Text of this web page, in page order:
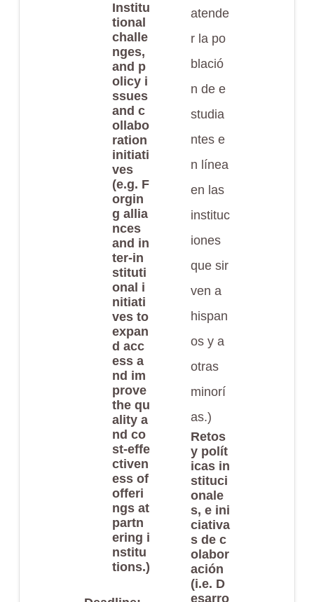
Institu
tional
challe
nges,
and p
olicy i
ssues
and c
ollabo
ration
initiati
ves
(e.g. F
orgin
g allia
nces
and in
ter-in
stituti
onal i
nitiati
ves to
expan
d acc
ess a
nd im
prove
the qu
ality a
nd co
st-effe
ctiven
ess of
offeri
ngs at
partn
ering i
nstitu
tions.)
atende
r la po
blació
n de e
studia
ntes e
n línea
en las
instituc
iones
que sir
ven a
hispan
os y a
otras
minorí
as.)
Retos
y polít
icas in
stituci
onale
s, e ini
ciativa
s de c
olabor
ación
(i.e. D
esarro